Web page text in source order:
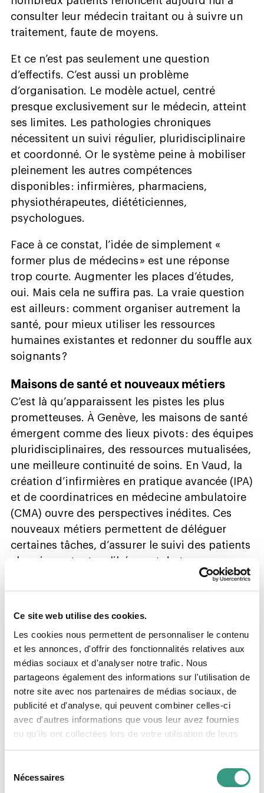
Ce site web utilise des cookies.
Les cookies nous permettent de personnaliser le contenu
et les annonces, d'offrir des fonctionnalités relatives aux
médias sociaux et d'analyser notre trafic. Nous
partageons également des informations sur l'utilisation de
notre site avec nos partenaires de médias sociaux, de
publicité et d'analyse, qui peuvent combiner celles-ci
avec d'autres informations que vous leur avez fournies
ou qu'ils ont collectées lors de votre utilisation de leurs
services.
Nécessaires
consulter leur médecin traitant ou à suivre un
traitement, faute de moyens.
Et ce n’est pas seulement une question
d’effectifs. C’est aussi un problème
d’organisation. Le modèle actuel, centré
presque exclusivement sur le médecin, atteint
ses limites. Les pathologies chroniques
nécessitent un suivi régulier, pluridisciplinaire
et coordonné. Or le système peine à mobiliser
pleinement les autres compétences
disponibles : infirmières, pharmaciens,
physiothérapeutes, diététiciennes,
psychologues.
Face à ce constat, l’idée de simplement «
former plus de médecins » est une réponse
trop courte. Augmenter les places d’études,
oui. Mais cela ne suffira pas. La vraie question
est ailleurs : comment organiser autrement la
santé, pour mieux utiliser les ressources
humaines existantes et redonner du souffle aux
soignants ?
Maisons de santé et nouveaux métiers
C’est là qu’apparaissent les pistes les plus
prometteuses. À Genève, les maisons de santé
émergent comme des lieux pivots : des équipes
pluridisciplinaires, des ressources mutualisées,
une meilleure continuité de soins. En Vaud, la
création d’infirmières en pratique avancée (IPA)
et de coordinatrices en médecine ambulatoire
(CMA) ouvre des perspectives inédites. Ces
nouveaux métiers permettent de déléguer
certaines tâches, d’assurer le suivi des patients
chroniques tout en libérerant du temps
médical pour les situations plus complexes.
délivrance de médicaments, peuvent ainsi
jouer un rôle accru dans la prévention, la
vaccination et le suivi thérapeutique. Les
physiothérapeutes et les diététiciennes,
intégrés dans des programmes structurés de
santé, apportent leur expertise pour réduire les
complications, améliorer l’autonomie des
patients et prévenir des hospitalisations
En d’autres termes : il ne s’agit pas seulement
d’avoir « plus de soignants », mais d’avoir des